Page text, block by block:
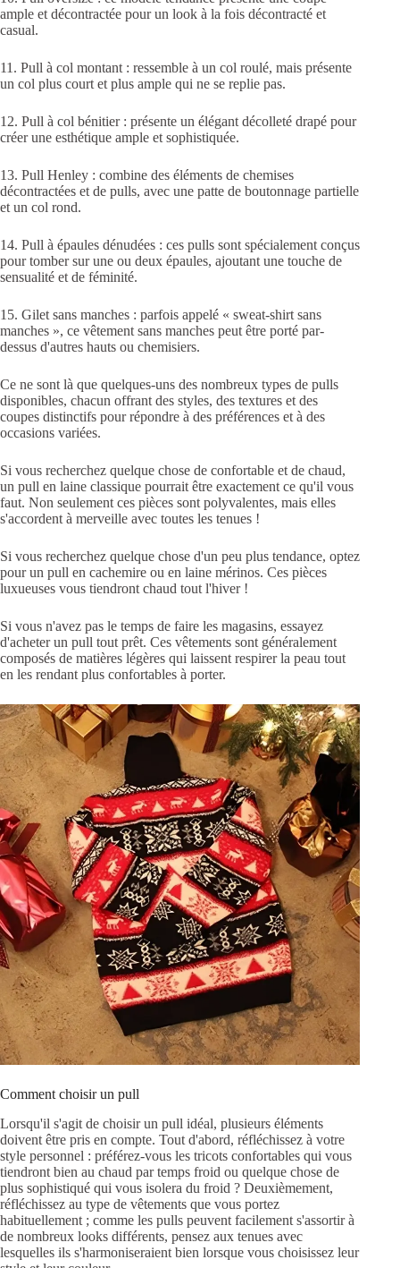
ample et décontractée pour un look à la fois décontracté et
casual.
11. Pull à col montant : ressemble à un col roulé, mais présente
un col plus court et plus ample qui ne se replie pas.
12. Pull à col bénitier : présente un élégant décolleté drapé pour
créer une esthétique ample et sophistiquée.
13. Pull Henley : combine des éléments de chemises
décontractées et de pulls, avec une patte de boutonnage partielle
et un col rond.
14. Pull à épaules dénudées : ces pulls sont spécialement conçus
pour tomber sur une ou deux épaules, ajoutant une touche de
sensualité et de féminité.
15. Gilet sans manches : parfois appelé « sweat-shirt sans
manches », ce vêtement sans manches peut être porté par-
dessus d'autres hauts ou chemisiers.
Ce ne sont là que quelques-uns des nombreux types de pulls
disponibles, chacun offrant des styles, des textures et des
coupes distinctifs pour répondre à des préférences et à des
occasions variées.
Si vous recherchez quelque chose de confortable et de chaud,
un pull en laine classique pourrait être exactement ce qu'il vous
faut. Non seulement ces pièces sont polyvalentes, mais elles
s'accordent à merveille avec toutes les tenues !
Si vous recherchez quelque chose d'un peu plus tendance, optez
pour un pull en cachemire ou en laine mérinos. Ces pièces
luxueuses vous tiendront chaud tout l'hiver !
Si vous n'avez pas le temps de faire les magasins, essayez
d'acheter un pull tout prêt. Ces vêtements sont généralement
composés de matières légères qui laissent respirer la peau tout
en les rendant plus confortables à porter.
Comment choisir un pull
Lorsqu'il s'agit de choisir un pull idéal, plusieurs éléments
doivent être pris en compte. Tout d'abord, réfléchissez à votre
style personnel : préférez-vous les tricots confortables qui vous
tiendront bien au chaud par temps froid ou quelque chose de
plus sophistiqué qui vous isolera du froid ? Deuxièmement,
réfléchissez au type de vêtements que vous portez
habituellement ; comme les pulls peuvent facilement s'assortir à
de nombreux looks différents, pensez aux tenues avec
lesquelles ils s'harmoniseraient bien lorsque vous choisissez leur